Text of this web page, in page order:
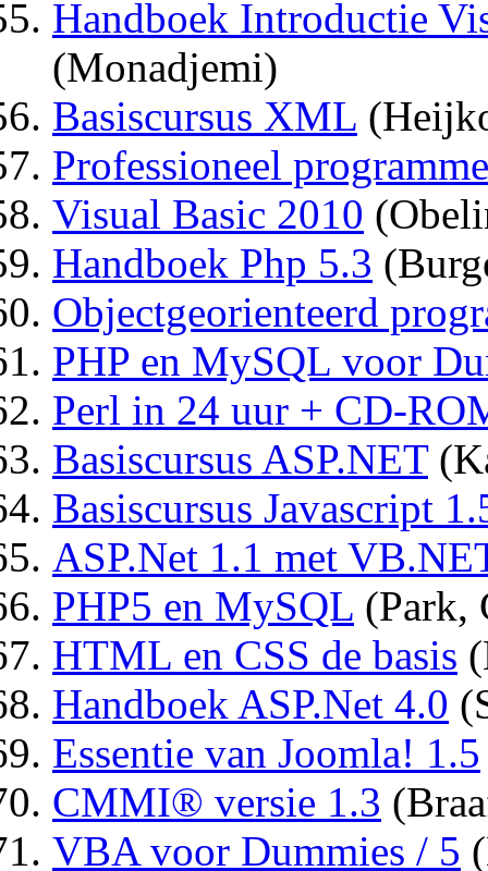
Handboek Introductie
(Monadjemi)
Basiscursus XML
Professioneel
Visual Basic 2010
Handboek Php 5.3
Objectgeorienteerd
PHP en MySQL voor
Perl in 24 uur + CD-
Basiscursus ASP.NET
Basiscursus Javascript
ASP.Net 1.1 met
PHP5 en MySQL (Park,
HTML en CSS de basis
Handboek ASP.Net 4.0
Essentie van Joomla! 1.5
CMMI® versie 1.3
VBA voor Dummies / 5